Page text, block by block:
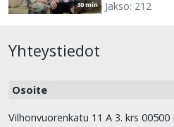
30 min
Jakso: 212
Yhteystiedot
Osoite
Vilhonvuorenkatu 11 A 3. krs 00500